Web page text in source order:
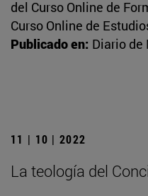
del Curso Online de
Curso Online de
Publicado en: Diario
11 | 10 | 2022
La teología del